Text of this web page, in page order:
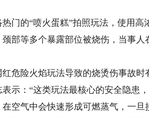
的“喷火蛋糕”拍照玩法，使用高
部等多个暴露部位被烧伤，当事人
险火焰玩法导致的烧烫伤事故时
示：“这类玩法最核心的安全隐患
空气中会快速形成可燃蒸气，一旦